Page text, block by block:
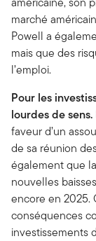
marché
Powell a
mais que des
l’emploi.
Pour les
lourdes de sens.
faveur d’un
de sa réunion
également que
nouvelles
encore en 2025.
conséquences
investissements